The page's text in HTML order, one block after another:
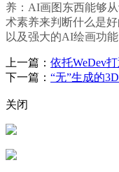
养：AI画图东西能够
术素养来判断什么是
以及强大的AI绘画功
上一篇： 依托WeDev
下一篇： “无”生成的
关闭